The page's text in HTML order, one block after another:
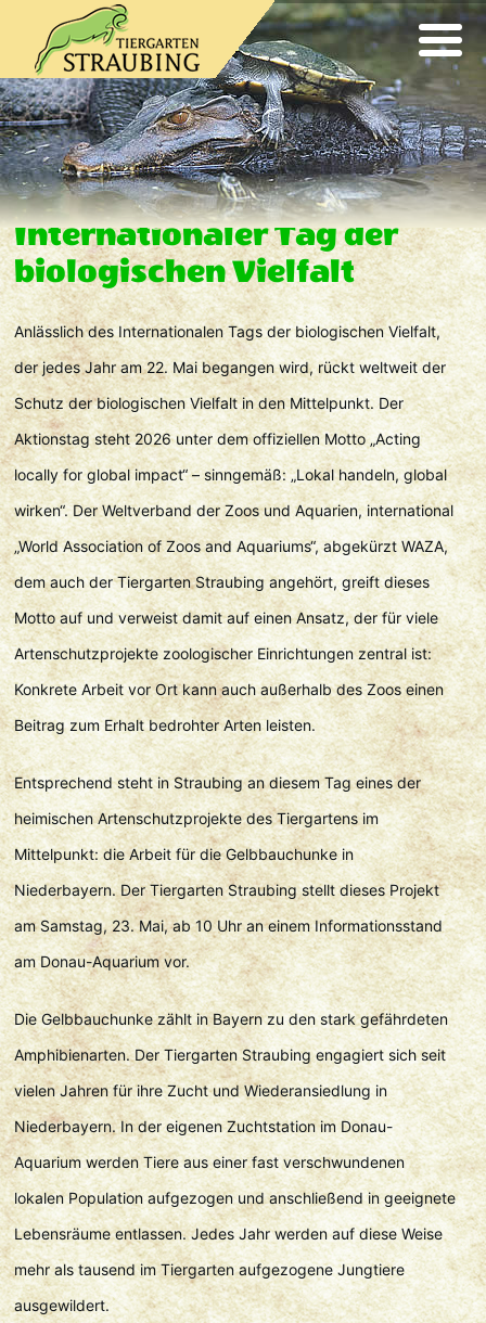
Internationaler Tag der
biologischen Vielfalt
Anlässlich des Internationalen Tags der biologischen Vielfalt,
der jedes Jahr am 22. Mai begangen wird, rückt weltweit der
Schutz der biologischen Vielfalt in den Mittelpunkt. Der
Aktionstag steht 2026 unter dem offiziellen Motto „Acting
locally for global impact“ – sinngemäß: „Lokal handeln, global
wirken“. Der Weltverband der Zoos und Aquarien, international
„World Association of Zoos and Aquariums“, abgekürzt WAZA,
dem auch der Tiergarten Straubing angehört, greift dieses
Motto auf und verweist damit auf einen Ansatz, der für viele
Artenschutzprojekte zoologischer Einrichtungen zentral ist:
Konkrete Arbeit vor Ort kann auch außerhalb des Zoos einen
Beitrag zum Erhalt bedrohter Arten leisten.
Entsprechend steht in Straubing an diesem Tag eines der
heimischen Artenschutzprojekte des Tiergartens im
Mittelpunkt: die Arbeit für die Gelbbauchunke in
Niederbayern. Der Tiergarten Straubing stellt dieses Projekt
am Samstag, 23. Mai, ab 10 Uhr an einem Informationsstand
am Donau-Aquarium vor.
Die Gelbbauchunke zählt in Bayern zu den stark gefährdeten
Amphibienarten. Der Tiergarten Straubing engagiert sich seit
vielen Jahren für ihre Zucht und Wiederansiedlung in
Niederbayern. In der eigenen Zuchtstation im Donau-
Aquarium werden Tiere aus einer fast verschwundenen
lokalen Population aufgezogen und anschließend in geeignete
Lebensräume entlassen. Jedes Jahr werden auf diese Weise
mehr als tausend im Tiergarten aufgezogene Jungtiere
ausgewildert.